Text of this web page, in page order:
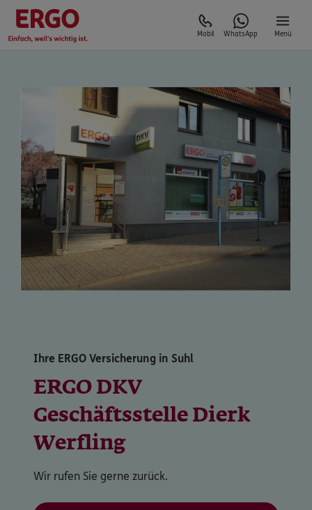
Mobil WhatsApp Menü
Ihre ERGO Versicherung in Suhl
ERGO DKV
Geschäftsstelle Dierk
Werfling
Wir rufen Sie gerne zurück.